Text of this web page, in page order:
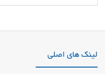
لینک های اصلی